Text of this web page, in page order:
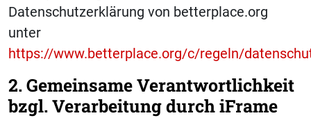
Datenschutzerklärung von betterplace.org
unter
https://www.betterplace.org/c/regeln/
2. Gemeinsame Verantwortlichkeit
bzgl. Verarbeitung durch iFrame